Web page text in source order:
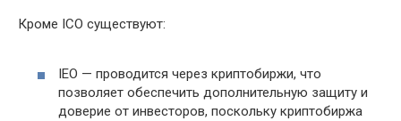
Кроме ICO существуют:
IEO — проводится через криптобиржи, что
позволяет обеспечить дополнительную защиту и
доверие от инвесторов, поскольку криптобиржа